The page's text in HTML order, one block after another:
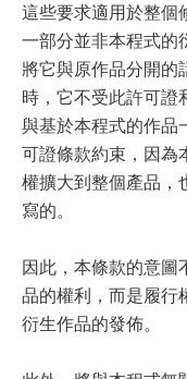
這些要求適用於整個
一部分並非本程式的
將它與原作品分開的
時，它不受此許可證
與基於本程式的作品
可證條款約束，因為
權擴大到整個產品，
寫的。
因此，本條款的意圖
品的權利，而是履行
衍生作品的發佈。